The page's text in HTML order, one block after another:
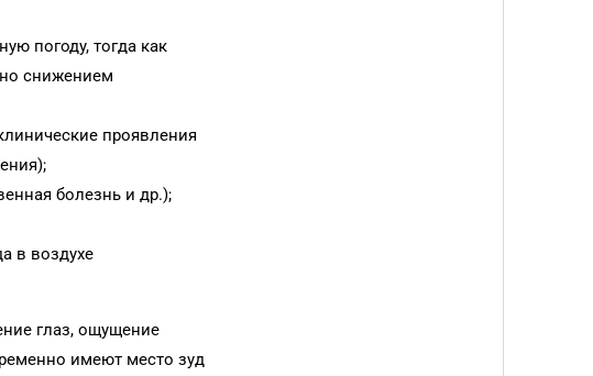
погоду, тогда как
снижением
проявления
болезнь и др.);
в воздухе
глаз, ощущение
имеют место зуд